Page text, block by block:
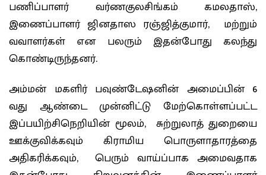
பணிப்பாளர் வர்ணகுலசிங்கம் கமலதாஸ்,
இணைப்பாளர் ஜினதாஸ ரஞ்ஜித்குமார், மற்றும்
வவாளர்கள் என பலரும் இதன்போது கலந்து
கொண்டிருந்தனர்.
அம்மன் மகளிர் பவுண்டேஷனின் அமைப்பின் 6
வது ஆண்டை முன்னிட்டு மேற்கொள்ளப்பட்ட
இப்பயிற்சிநெறியின் மூலம், சுற்றுலாத் துறையை
ஊக்குவிக்கவும் கிராமிய பொருளாதாரத்தை
அதிகரிக்கவும், பெரும் வாய்ப்பாக அமைவதாக